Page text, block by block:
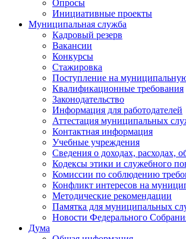
Опросы
Инициативные проекты
Муниципальная служба
Кадровый резерв
Вакансии
Конкурсы
Стажировка
Поступление на
Квалификационные требования
Законодательство
Информация для работодателей
Аттестация муниципальных
Контактная информация
Учебные учреждения
Сведения о доходах, расходах,
Кодексы этики и служебного
Комиссии по соблюдению
Конфликт интересов на
Методические рекомендации
Памятка для муниципальных
Новости Федерального
Дума